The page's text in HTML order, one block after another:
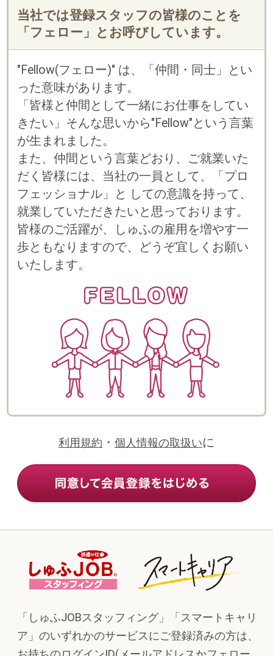
ア」のいずれかのサービスにご登録済みの方は、
お持ちのログインID(メールアドレスかフェロー
コード)とパスワードをご利用いただけます。
プライバシーポリシー
© 2023 b-style smartcareer Inc.